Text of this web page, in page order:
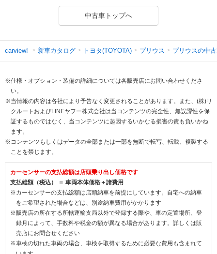
中古車トップへ
carview! 新車カタログ トヨタ(TOYOTA) プリウス プリウスの中
※仕様・オプション・装備の詳細については各販売店にお問い合わせくださ
い。
※当情報の内容は各社により予告なく変更されることがあります。また、(株)リ
クルートおよびLINEヤフー株式会社は当コンテンツの完全性、無誤謬性を保
証するものではなく、当コンテンツに起因するいかなる損害の責も負いかね
ます。
※コンテンツもしくはデータの全部または一部を無断で転写、転載、複製する
ことを禁じます。
カーセンサーの支払総額は店頭乗り出し価格です
支払総額（税込） ＝ 車両本体価格＋諸費用
※カーセンサーの支払総額は店頭納車を前提にしています。自宅への納車
をご希望された場合などは、別途納車費用がかかります
※販売店の所在する所轄運輸支局以外で登録する際や、車の定置場所、登
録月によって、手数料や税金の額が異なる場合があります。詳しくは販
売店にお問合せください
※車検の切れた車両の場合、車検を取得するために必要な費用も含まれて